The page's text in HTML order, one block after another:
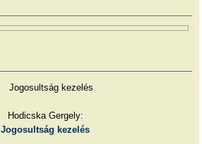
Hodicska Gergely:
Jogosultság kezelés